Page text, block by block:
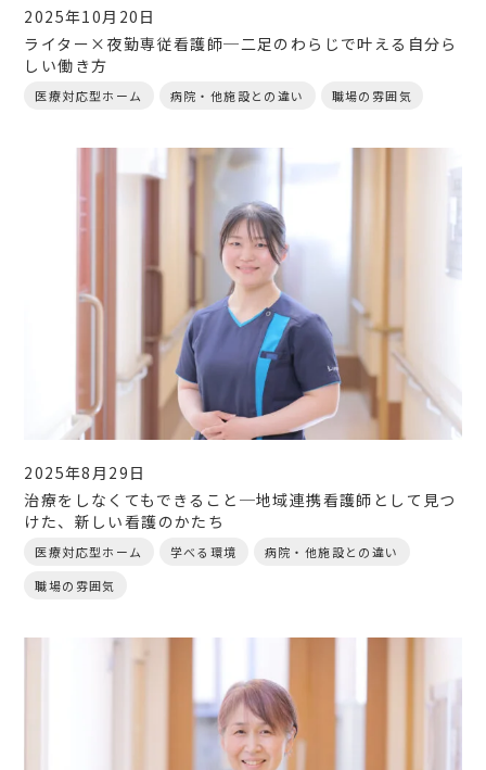
2025年10月20日
ライター×夜勤専従看護師─二足のわらじで叶える自分ら
しい働き方
医療対応型ホーム 病院・他施設との違い 職場の雰囲気
2025年8月29日
治療をしなくてもできること─地域連携看護師として見つ
けた、新しい看護のかたち
医療対応型ホーム 学べる環境
病院・他施設との違い
職場の雰囲気